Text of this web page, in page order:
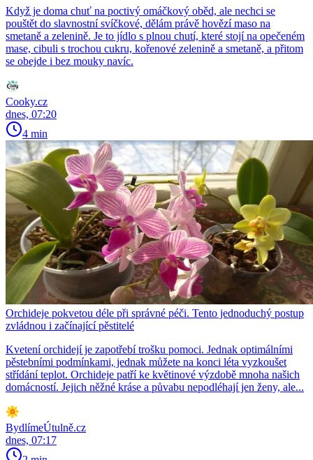
Když je doma chuť na poctivý omáčkový oběd, ale nechci se
pouštět do slavnostní svíčkové, dělám právě hovězí maso na
smetaně a zelenině. Je to jídlo s plnou chutí, které stojí na opečeném
mase, cibuli s trochou cukru, kořenové zelenině a smetaně, a přitom
se obejde i bez mouky navíc.
Cooky.cz
dnes, 07:20
4 min
Orchideje pokvetou déle při správné péči. Tento jednoduchý postup
zvládnou i začínající pěstitelé
Kvetení orchidejí je zapotřebí trošku pomoci. Jednak optimálními
pěstebními podmínkami, jednak můžete na konci léta vyzkoušet
střídání teplot. Orchideje patří ke květinové výzdobě mnoha našich
domácností. Jejich něžné kráse a půvabu nepodléhají jen ženy, ale...
BydlímeÚtulně.cz
dnes, 07:17